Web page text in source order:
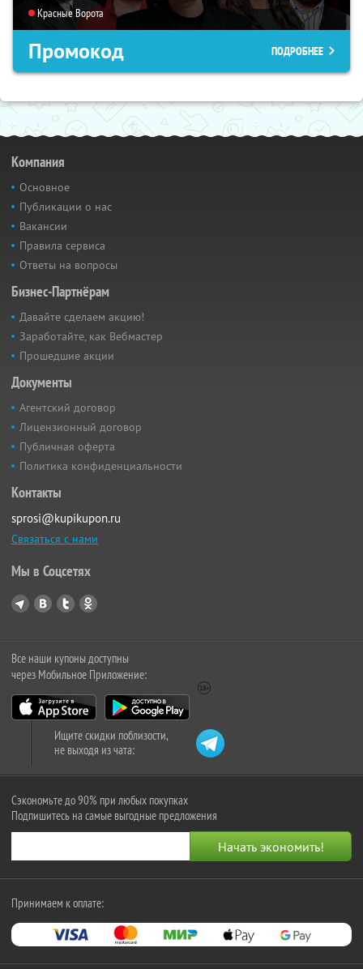
Красные Ворота
Промокод ПОДРОБНЕЕ
Компания
Основное
Публикации о нас
Вакансии
Правила сервиса
Ответы на вопросы
Бизнес-Партнёрам
Давайте сделаем акцию!
Заработайте, как Вебмастер
Прошедшие акции
Документы
Агентский договор
Лицензионный договор
Публичная оферта
Политика конфиденциальности
Контакты
sprosi@kupikupon.ru
Связаться с нами
Мы в Соцсетях
Все наши купоны доступны
через Мобильное Приложение:
Ищите скидки поблизости,
не выходя из чата:
Сэкономьте до 90% при любых покупках
Подпишитесь на самые выгодные предложения
Принимаем к оплате: